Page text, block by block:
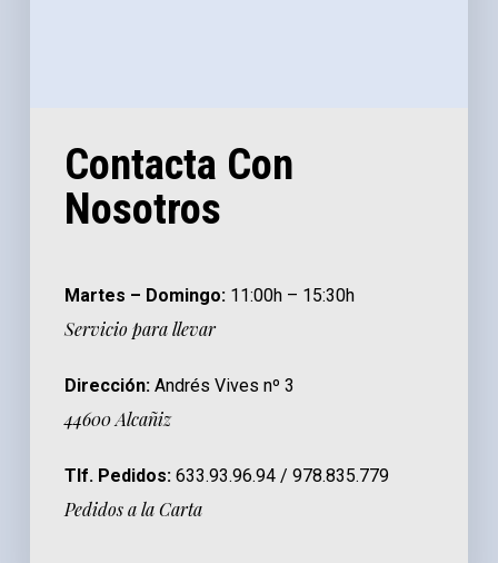
Contacta Con
Nosotros
Martes – Domingo: 11:00h – 15:30h
Servicio para llevar
Dirección: Andrés Vives nº 3
44600 Alcañiz
Tlf. Pedidos: 633.93.96.94 / 978.835.779
Pedidos a la Carta